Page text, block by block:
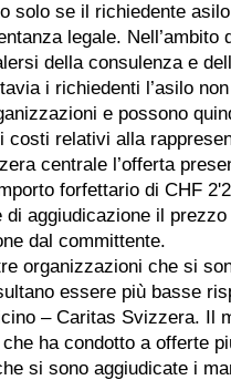
solo se il richiedente
legale.
della consulenza e
i richiedenti l’asilo
e possono
costi relativi alla
centrale l’offerta
forfettario di CHF
di aggiudicazione il
dal committente.
organizzazioni che si
essere più basse
– Caritas Svizzera. Il
ha condotto a offerte
si sono aggiudicate i